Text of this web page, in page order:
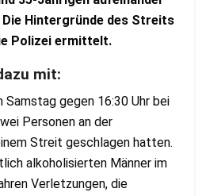
Hintergründe des Streits
Polizei ermittelt.
mit:
gegen 16:30 Uhr bei
Personen an der
Streit geschlagen hatten.
alkoholisierten Männer im
Verletzungen, die